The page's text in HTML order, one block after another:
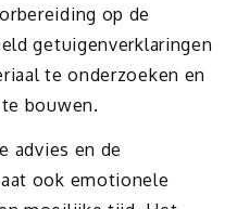
op de
getuigenverklaringen
te onderzoeken en
bouwen.
advies en de
ook emotionele